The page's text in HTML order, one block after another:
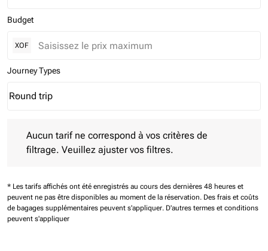
Budget
XOF
Journey Types
Journey Types option Round trip Selected
Round trip
keyboard_arrow_down
Aucun tarif ne correspond à vos critères de
filtrage. Veuillez ajuster vos filtres.
* Les tarifs affichés ont été enregistrés au cours des dernières 48 heures et
peuvent ne pas être disponibles au moment de la réservation. Des frais et coûts
de bagages supplémentaires peuvent s'appliquer. D'autres termes et conditions
peuvent s'appliquer